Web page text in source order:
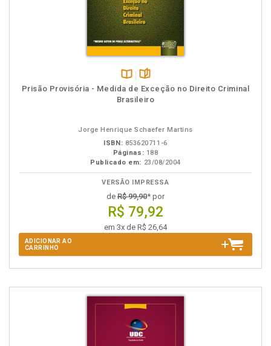
Disponível
na
páginas
Prisão Provisória - Medida de Exceção no Direito Criminal
Brasileiro
Jorge Henrique Schaefer Martins
ISBN: 853620711-6
Páginas: 188
Publicado em: 23/08/2004
VERSÃO IMPRESSA
de R$ 99,90* por
R$ 79,92
em 3x de R$ 26,64
ADICIONAR AO
CARRINHO